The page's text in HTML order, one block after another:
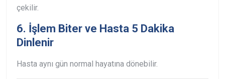
çekilir.
6. İşlem Biter ve Hasta 5 Dakika
Dinlenir
Hasta aynı gün normal hayatına dönebilir.